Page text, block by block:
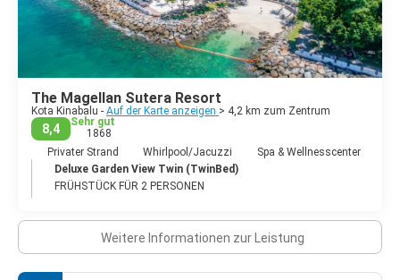
Rundreise oder zumindest das Buchen von Ausflügen sollte in
die Urlaubsplanung einbezogen werden. Die Anreise erfolgt per
Flug von Kuala Lumpur, Singapur oder Hong Kong. Als beste
Reisezeit gelten die Monate März bis Oktober. In der
evtl. nicht schwimmbar sein.
The Magellan Sutera Resort
Kota Kinabalu - Auf der Karte anzeigen > 4,2 km zum Zentrum
8,4
Sehr gut
1868
Privater Strand
Whirlpool/Jacuzzi
Spa & Wellnesscenter
Deluxe Garden View Twin (TwinBed)
FRÜHSTÜCK FÜR 2 PERSONEN
Weitere Informationen zur Leistung